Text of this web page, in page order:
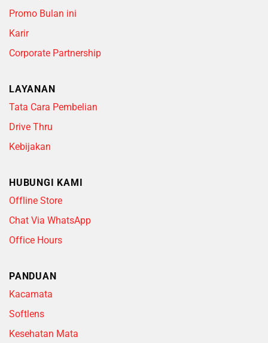
Promo Bulan ini
Karir
Corporate Partnership
LAYANAN
Tata Cara Pembelian
Drive Thru
Kebijakan
HUBUNGI KAMI
Offline Store
Chat Via WhatsApp
Office Hours
PANDUAN
Kacamata
Softlens
Kesehatan Mata